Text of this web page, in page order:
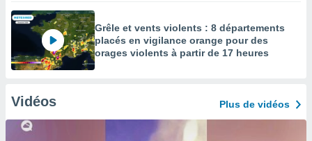
Grêle et vents violents : 8 départements
placés en vigilance orange pour des
orages violents à partir de 17 heures
Vidéos Plus de vidéos